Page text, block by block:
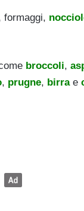
formaggi,
broccoli,
, prugne, birrae